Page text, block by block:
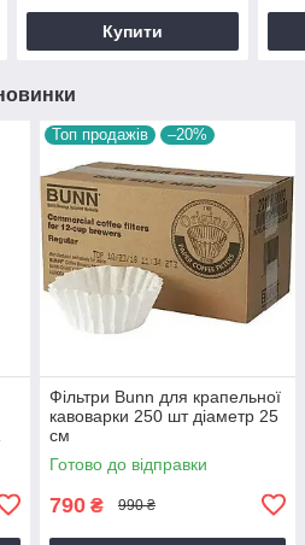
Купити
Топ продажів –20%
Фільтри Bunn для крапельної
кавоварки 250 шт діаметр 25
см
Готово до відправки
790 ₴ 990 ₴